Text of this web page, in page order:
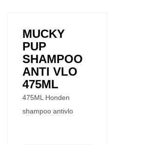
MUCKY
PUP
SHAMPOO
ANTI VLO
475ML
475ML Honden
shampoo antivlo